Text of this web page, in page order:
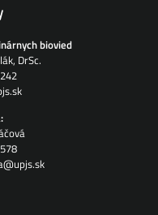
biovied
DrSc.